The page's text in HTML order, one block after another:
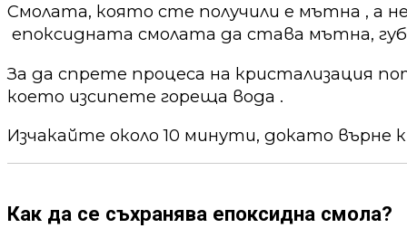
Смолата, която сте получили е мътна , а
епоксидната смолата да става мътна,
За да спрете процеса на кристализация
което изсипете гореща вода .
Изчакайте около 10 минути, докато върне
Как да се съхранява епоксидна смола?